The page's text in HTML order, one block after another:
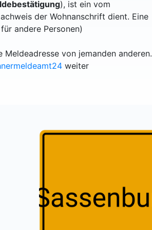
), ist ein vom
der Wohnanschrift dient. Eine
andere Personen)
von jemanden anderen.
weiter